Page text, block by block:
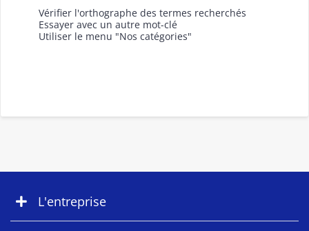
Vérifier l'orthographe des termes recherchés
Essayer avec un autre mot-clé
Utiliser le menu "Nos catégories"
L'entreprise